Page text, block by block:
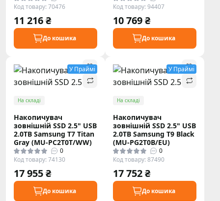
Код товару: 70476
11 216 ₴
До кошика
Код товару: 94407
10 769 ₴
До кошика
У Праймі
На складі
Накопичувач
зовнішній SSD 2.5" USB
2.0TB Samsung T7 Titan
Gray (MU-PC2T0T/WW)
0
Код товару: 74130
17 955 ₴
До кошика
У Праймі
На складі
Накопичувач
зовнішній SSD 2.5" USB
2.0TB Samsung T9 Black
(MU-PG2T0B/EU)
0
Код товару: 87490
17 752 ₴
До кошика